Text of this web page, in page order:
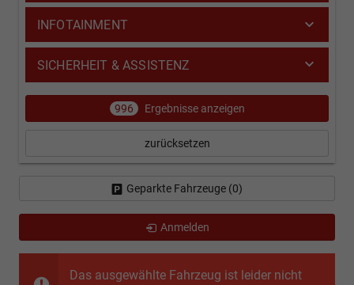
Das ausgewählte Fahrzeug ist leider nicht
INFOTAINMENT
SICHERHEIT & ASSISTENZ
996 Ergebnisse anzeigen
zurücksetzen
Geparkte Fahrzeuge (0)
Anmelden